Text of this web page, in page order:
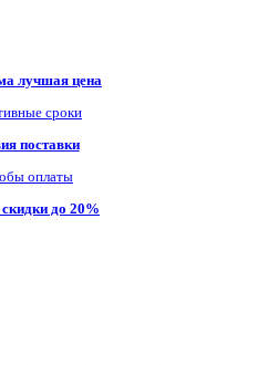
лучшая цена
сроки
поставки
оплаты
до 20%